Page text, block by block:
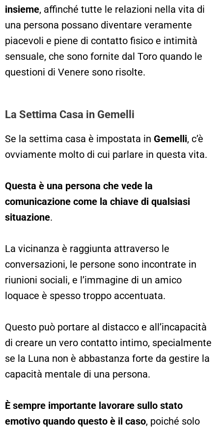
insieme, affinché tutte le relazioni nella vita di
una persona possano diventare veramente
piacevoli e piene di contatto fisico e intimità
sensuale, che sono fornite dal Toro quando le
questioni di Venere sono risolte.
La Settima Casa in Gemelli
Se la settima casa è impostata in Gemelli, c’è
ovviamente molto di cui parlare in questa vita.
Questa è una persona che vede la
comunicazione come la chiave di qualsiasi
situazione.
La vicinanza è raggiunta attraverso le
conversazioni, le persone sono incontrate in
riunioni sociali, e l’immagine di un amico
loquace è spesso troppo accentuata.
Questo può portare al distacco e all’incapacità
di creare un vero contatto intimo, specialmente
se la Luna non è abbastanza forte da gestire la
capacità mentale di una persona.
È sempre importante lavorare sullo stato
emotivo quando questo è il caso, poiché solo